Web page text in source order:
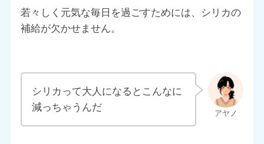
若々しく元気な毎日を過ごすためには、シリカの
補給が欠かせません。
シリカって大人になるとこんなに
減っちゃうんだ